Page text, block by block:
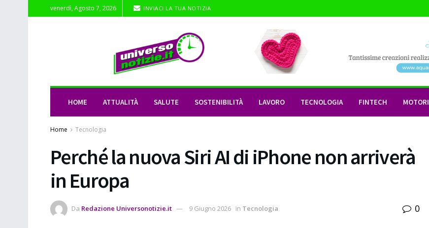
venerdì, Agosto 7, 2026 INVIACI LA TUA NOTIZIA
HOME ATTUALITÀ SALUTE SOSTENIBILITÀ LAVORO TECNOLOGIA FINTECH MOTORI
Home Tecnologia
Perché la nuova Siri AI di iPhone non arriverà
in Europa
Da Redazione Universonotizie.it 9 Giugno 2026 in Tecnologia 0